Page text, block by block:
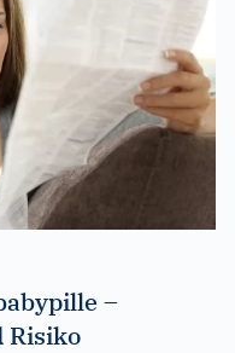
–
Risiko